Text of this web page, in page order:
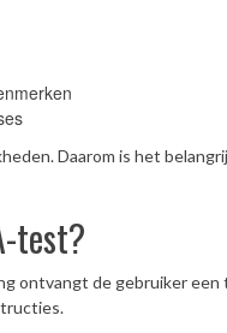
Daarom is het
test?
ontvangt de gebruiker